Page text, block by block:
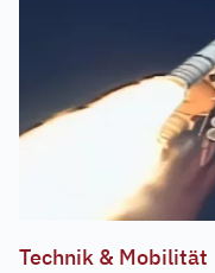
Technik & Mobilität